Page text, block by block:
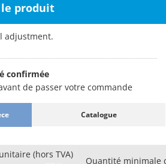
produit
adjustment.
confirmée
de passer votre commande
Catalogue
(hors TVA)
Quantité minimale